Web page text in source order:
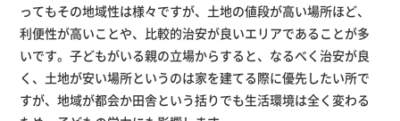
ってもその地域性は様々ですが、土地の値段が高い場所ほど、
利便性が高いことや、比較的治安が良いエリアであることが多
いです。子どもがいる親の立場からすると、なるべく治安が良
く、土地が安い場所というのは家を建てる際に優先したい所で
すが、地域が都会か田舎という括りでも生活環境は全く変わる